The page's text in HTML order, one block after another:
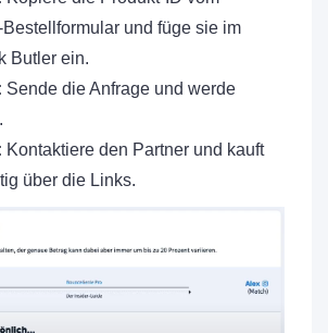
und füge sie im
Butler ein.
Sende die Anfrage und werde
Kontaktiere den Partner und kauft
über die Links.